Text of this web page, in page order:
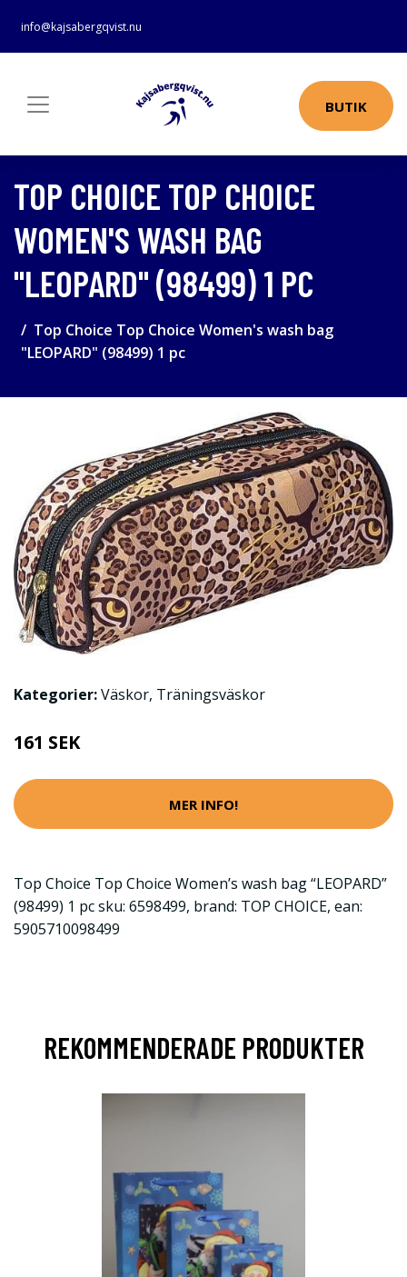
info@kajsabergqvist.nu
BUTIK
TOP CHOICE TOP CHOICE
WOMEN'S WASH BAG
"LEOPARD" (98499) 1 PC
Top Choice Top Choice Women's wash bag
"LEOPARD" (98499) 1 pc
Kategorier:Väskor, Träningsväskor
161 SEK
MER INFO!
Top Choice Top Choice Women’s wash bag “LEOPARD”
(98499) 1 pc sku: 6598499, brand: TOP CHOICE, ean:
5905710098499
REKOMMENDERADE PRODUKTER